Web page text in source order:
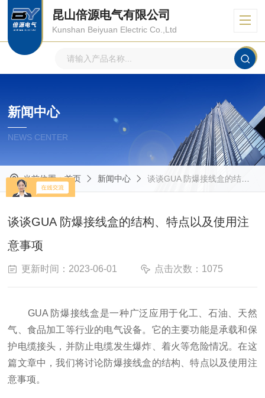
昆山倍源电气有限公司
Kunshan Beiyuan Electric Co.,Ltd
新闻中心
NEWS CENTER
当前位置：首页 新闻中心 谈谈GUA 防爆接线盒的结构、特点以及使用注意事项
谈谈GUA 防爆接线盒的结构、特点以及使用注
意事项
更新时间：2023-06-01 点击次数：1075
GUA 防爆接线盒是一种广泛应用于化工、石油、天然
气、食品加工等行业的电气设备。它的主要功能是承载和保
护电缆接头，并防止电缆发生爆炸、着火等危险情况。在这
篇文章中，我们将讨论防爆接线盒的结构、特点以及使用注
意事项。